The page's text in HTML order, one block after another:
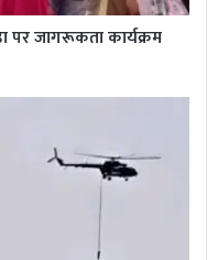
पर जागरूकता कार्यक्रम